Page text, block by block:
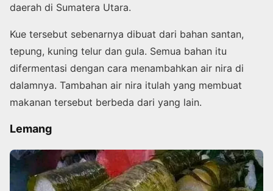
daerah di Sumatera Utara.
Kue tersebut sebenarnya dibuat dari bahan santan,
tepung, kuning telur dan gula. Semua bahan itu
difermentasi dengan cara menambahkan air nira di
dalamnya. Tambahan air nira itulah yang membuat
makanan tersebut berbeda dari yang lain.
Lemang